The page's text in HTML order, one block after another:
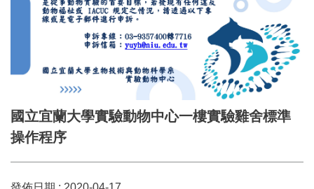
國立宜蘭大學實驗動物中心一樓實驗雞舍標準
操作程序